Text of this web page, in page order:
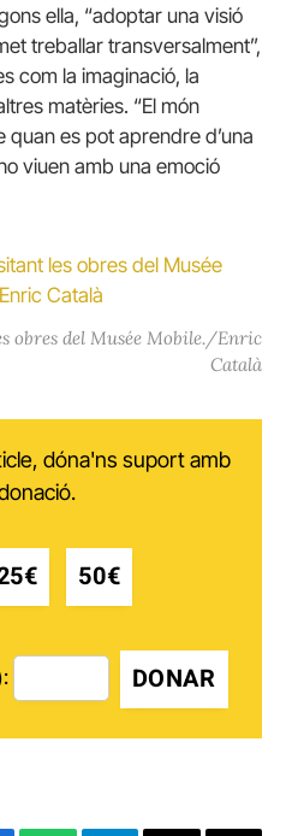
ella, “adoptar una visió
treballar transversalment”,
com la imaginació, la
matèries. “El món
es pot aprendre d’una
viuen amb una emoció
obres del Musée Mobile./Enric
Català
dóna'ns suport amb
50€
DONAR